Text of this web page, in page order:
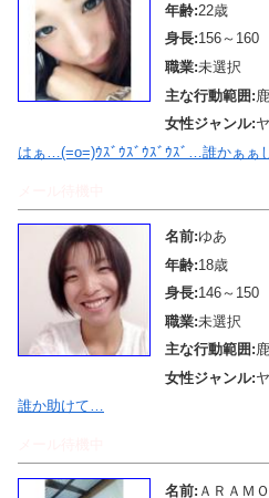
年齢:22歳
身長:156～160
職業:未選択
主な行動範囲:
女性ジャンル:
はぁ…(=o=)ｳｽﾞｳｽﾞｳｽﾞｳｽﾞ…誰かぁぁ
名前:ゆあ
年齢:18歳
身長:146～150
職業:未選択
主な行動範囲:
女性ジャンル:
誰か助けて…
名前: ＡＲＡＭＯ